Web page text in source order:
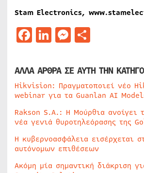
Stam Electronics,
Facebook
LinkedIn
Messenger
ΑΛΛΑ ΑΡΘΡΑ ΣΕ ΑΥΤΗ ΤΗΝ
Hikvision: Πραγματοποιεί νέο
webinar για τα Guanlan AI
Rakson S.A.: Η Μούρθια ανοίγει
νέα γενιά θυροτηλεόρασης της
Η κυβερνοασφάλεια εισέρχεται
αυτόνομων επιθέσεων
Ακόμη μία σημαντική διάκριση